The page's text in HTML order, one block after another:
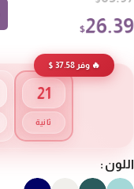
$26.39
🔥 وفر 37.58 $
21
ثانية
اللون